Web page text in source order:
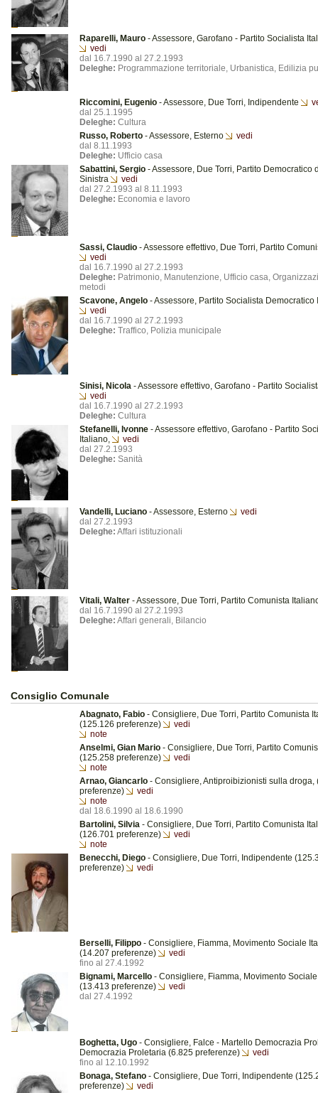
Raparelli, Mauro - Assessore, Garofano - Partito Socialista
vedi
dal 16.7.1990 al 27.2.1993
Deleghe: Programmazione territoriale, Urbanistica, Edilizia
Riccomini, Eugenio - Assessore, Due Torri, Indipendente
dal 25.1.1995
Deleghe: Cultura
Russo, Roberto - Assessore, Esterno
vedi
dal 8.11.1993
Deleghe: Ufficio casa
Sabattini, Sergio - Assessore, Due Torri, Partito Democratico
Sinistra
vedi
dal 27.2.1993 al 8.11.1993
Deleghe: Economia e lavoro
Sassi, Claudio - Assessore effettivo, Due Torri, Partito
vedi
dal 16.7.1990 al 27.2.1993
Deleghe: Patrimonio, Manutenzione, Ufficio casa,
metodi
Scavone, Angelo - Assessore, Partito Socialista Democratico
vedi
dal 16.7.1990 al 27.2.1993
Deleghe: Traffico, Polizia municipale
Sinisi, Nicola - Assessore effettivo, Garofano - Partito
vedi
dal 16.7.1990 al 27.2.1993
Deleghe: Cultura
Stefanelli, Ivonne - Assessore effettivo, Garofano - Partito
Italiano,
vedi
dal 27.2.1993
Deleghe: Sanità
Vandelli, Luciano - Assessore, Esterno
vedi
dal 27.2.1993
Deleghe: Affari istituzionali
Vitali, Walter - Assessore, Due Torri, Partito Comunista
dal 16.7.1990 al 27.2.1993
Deleghe: Affari generali, Bilancio
Consiglio Comunale
Abagnato, Fabio - Consigliere, Due Torri, Partito Comunista
(125.126 preferenze)
vedi
note
Anselmi, Gian Mario - Consigliere, Due Torri, Partito
(125.258 preferenze)
vedi
note
Arnao, Giancarlo - Consigliere, Antiproibizionisti sulla droga,
preferenze)
vedi
note
dal 18.6.1990 al 18.6.1990
Bartolini, Silvia - Consigliere, Due Torri, Partito Comunista
(126.701 preferenze)
vedi
note
Benecchi, Diego - Consigliere, Due Torri, Indipendente
preferenze)
vedi
Berselli, Filippo - Consigliere, Fiamma, Movimento Sociale
(14.207 preferenze)
vedi
fino al 27.4.1992
Bignami, Marcello - Consigliere, Fiamma, Movimento
(13.413 preferenze)
vedi
dal 27.4.1992
Boghetta, Ugo - Consigliere, Falce - Martello Democrazia
Democrazia Proletaria (6.825 preferenze)
vedi
fino al 12.10.1992
Bonaga, Stefano - Consigliere, Due Torri, Indipendente
preferenze)
vedi